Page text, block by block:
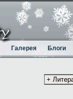
Галерея Блоги